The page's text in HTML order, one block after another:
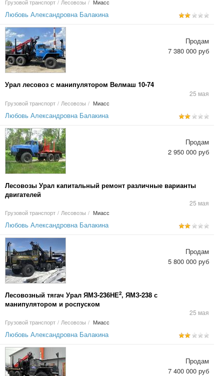
Грузовой транспорт / Лесовозы / Миасс
Любовь Александровна Балакина
Урал лесовоз с манипулятором Велмаш 10-74
25 мая
Грузовой транспорт / Лесовозы / Миасс
Продам
7 380 000 руб
Любовь Александровна Балакина
Лесовозы Урал капитальный ремонт различные варианты
двигателей
25 мая
Грузовой транспорт / Лесовозы / Миасс
Продам
2 950 000 руб
Любовь Александровна Балакина
Лесовозный тягач Урал ЯМЗ-236НЕ2, ЯМЗ-238 с
манипулятором и роспуском
25 мая
Грузовой транспорт / Лесовозы / Миасс
Продам
5 800 000 руб
Любовь Александровна Балакина
Продам
7 400 000 руб